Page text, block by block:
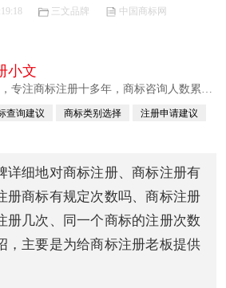
三文品牌
中国商标网
小文
专注商标注册十多年，商标咨询人数累计
查询建议 商标类别选择 注册申请建议
详细地对商标注册、商标注册有
册商标有规定次数吗、商标注册
册几次、同一个商标的注册次数
，主要是为给商标注册老板提供